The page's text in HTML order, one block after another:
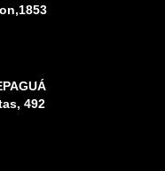
492